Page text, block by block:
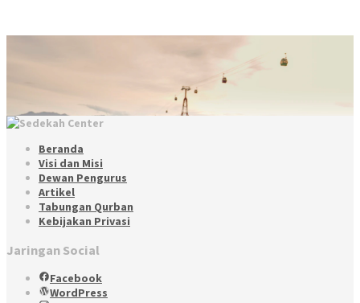
Beranda
Visi dan Misi
Dewan Pengurus
Artikel
Tabungan Qurban
Kebijakan Privasi
Jaringan Social
Facebook
WordPress